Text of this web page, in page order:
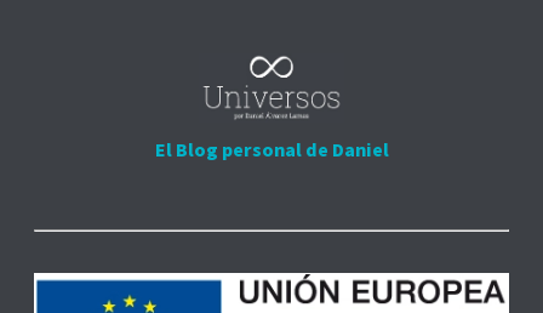
El Blog personal de Daniel